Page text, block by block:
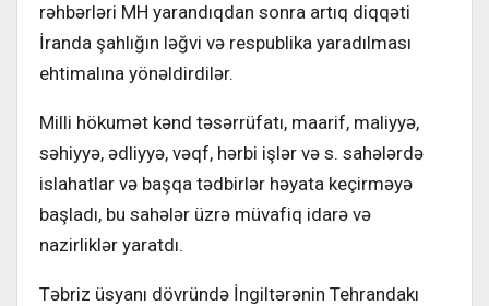
rəhbərləri MH yarandıqdan sonra artıq diqqəti
İranda şahlığın ləğvi və respublika yaradılması
ehtimalına yönəldirdilər.
Milli hökumət kənd təsərrüfatı, maarif, maliyyə,
səhiyyə, ədliyyə, vəqf, hərbi işlər və s. sahələrdə
islahatlar və başqa tədbirlər həyata keçirməyə
başladı, bu sahələr üzrə müvafiq idarə və
nazirliklər yaratdı.
Təbriz üsyanı dövründə İngiltərənin Tehrandakı